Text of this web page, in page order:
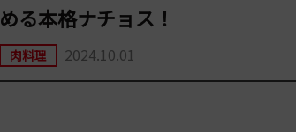
める本格ナチョス！
肉料理 2024.10.01